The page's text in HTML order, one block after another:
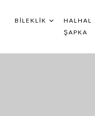
BILEKLIK HALHAL
ŞAPKA